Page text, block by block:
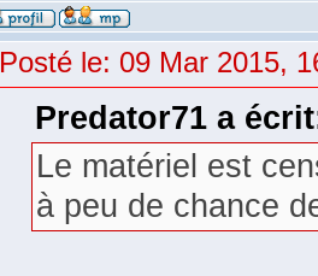
Posté le: 09 Mar 2015,
Predator71 a
Le matériel est
à peu de chance